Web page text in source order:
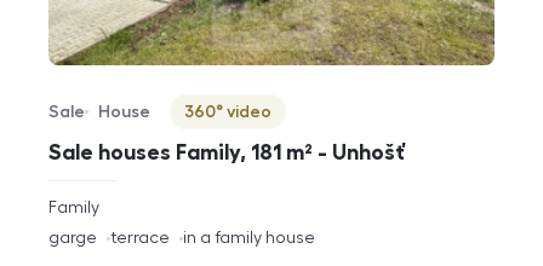
Sale houses Family, 181 m² - Unhošť
Offer type
Sale
Property type
House
Virtuální prohlídka
360° video
rozměry
disposition
Family
funkce
garge terrace in a family house